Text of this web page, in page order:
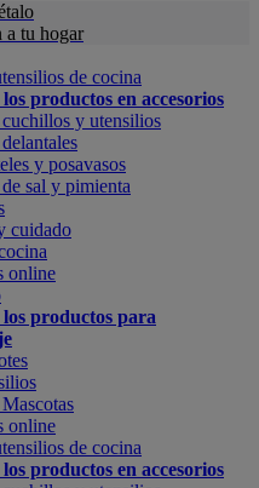
a tu hogar
de cocina
productos en accesorios
cuchillos y utensilios
y posavasos
sal y pimienta
cuidado
online
productos para
online
de cocina
productos en accesorios